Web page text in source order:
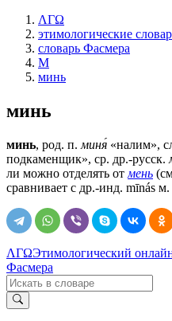
ΛΓΩ
этимологические
словарь Фасмера
М
минь
минь
минь, род. п. миня́ «налим»,
подкаменщик», ср. др.-русск.
ли можно отделять от мень
сравнивает с др.-инд. mīnás
ΛΓΩЭтимологический
Фасмера